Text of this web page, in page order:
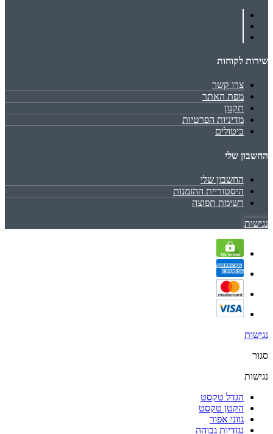
שירות לקוחות
צרו קשר
מפת האתר
תקנון
מדיניות הפרטיות
ביטולים
החשבון שלי
החשבון שלי
היסטוריית ההזמנות
רשימת תפוצה
נגישות
נגישות
סגור
נגישות
הגדל טקסט
הקטן טקסט
גווני אפור
נגודיות גבוהה